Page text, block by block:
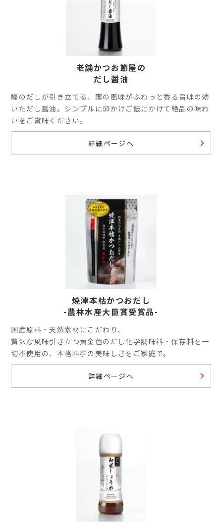
老舗かつお節屋の
だし醤油
鰹のだしが引き立てる、鰹の風味がふわっと香る旨味の効
いただし醤油。シンプルに卵かけご飯にかけて絶品の味わ
いをご賞味ください。
詳細ページへ
焼津本枯かつおだし
-農林水産大臣賞受賞品-
国産原料・天然素材にこだわり、
贅沢な風味引き立つ黄金色のだし化学調味料・保存料を一
切不使用の、本格料亭の美味しさをご家庭で。
詳細ページへ